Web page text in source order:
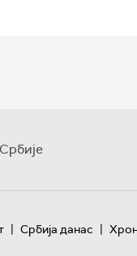
| Србија данас |